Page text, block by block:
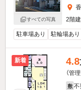
すべての写真
2階
駐車場あり 駐輪場あり
新着 4.8
（管
敷 不